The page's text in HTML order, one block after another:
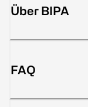
Über BIPA
FAQ